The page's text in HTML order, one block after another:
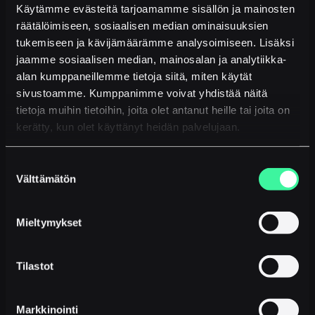
Käytämme evästeitä tarjoamamme sisällön ja mainosten
räätälöimiseen, sosiaalisen median ominaisuuksien
tukemiseen ja kävijämäärämme analysoimiseen. Lisäksi
jaamme sosiaalisen median, mainosalan ja analytiikka-
alan kumppaneillemme tietoja siitä, miten käytät
sivustoamme. Kumppanimme voivat yhdistää näitä
tietoja muihin tietoihin, joita olet antanut heille tai joita on
kerätty, kun olet käyttänyt heidän palvelujaan.
valinta
Välttämätön
Mieltymykset
Tilastot
Markkinointi
Jari kiteyttää Moontalkin tuomia etuja näin:
”Moontalk Mobile vaan selkeyttää tätä meidän
puhelinhommaa todella paljon. Olen myös
tykännyt palvelusta eikä kustannuksetkaan ole
on toiminut eri tehtävissä alalla reilut 30